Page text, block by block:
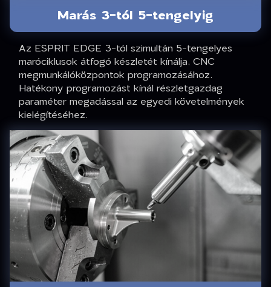
Marás 3-tól 5-tengelyig
Az ESPRIT EDGE 3-tól szimultán 5-tengelyes
maróciklusok átfogó készletét kínálja, CNC
megmunkálóközpontok programozásához.
Hatékony programozást kínál részletgazdag
paraméter megadással az egyedi követelmények
kielégítéséhez.